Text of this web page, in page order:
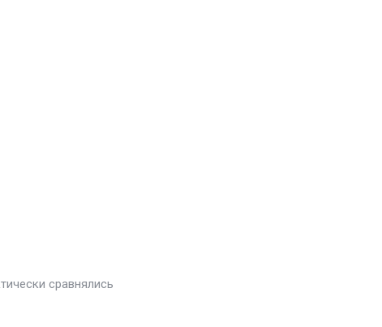
сравнялись